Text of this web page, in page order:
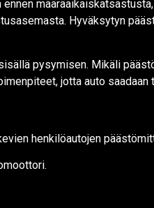
Hyväksytyn
pysymisen. Mikäli
jotta auto saadaan
henkilöautojen